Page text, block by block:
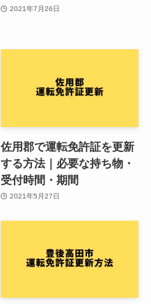
2021年7月26日
佐用郡で運転免許証を更新
する方法｜必要な持ち物・
受付時間・期間
2021年5月27日